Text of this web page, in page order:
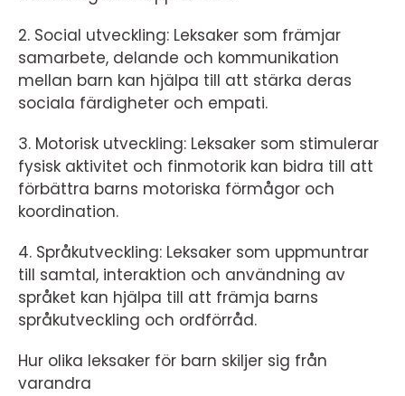
2. Social utveckling: Leksaker som främjar
samarbete, delande och kommunikation
mellan barn kan hjälpa till att stärka deras
sociala färdigheter och empati.
3. Motorisk utveckling: Leksaker som stimulerar
fysisk aktivitet och finmotorik kan bidra till att
förbättra barns motoriska förmågor och
koordination.
4. Språkutveckling: Leksaker som uppmuntrar
till samtal, interaktion och användning av
språket kan hjälpa till att främja barns
språkutveckling och ordförråd.
Hur olika leksaker för barn skiljer sig från
varandra